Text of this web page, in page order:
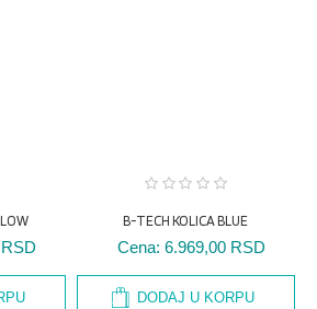
B-TECH KOLICA BLUE
Cena: 6.969,00 RSD
DODAJ U KORPU